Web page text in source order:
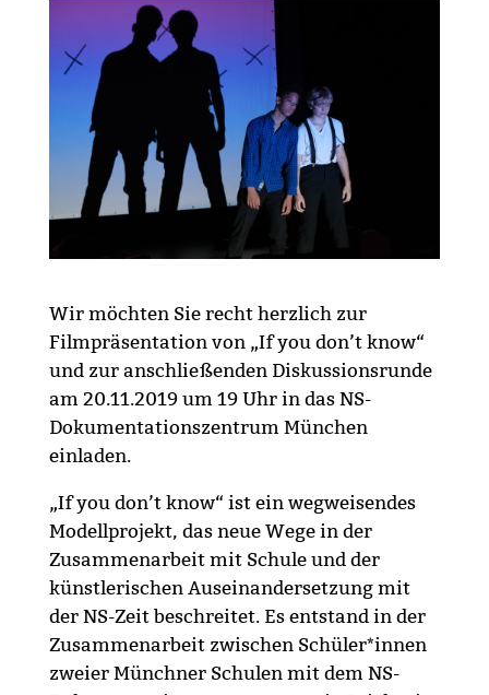
Wir möchten Sie recht herzlich zur
Filmpräsentation von „If you don’t know“
und zur anschließenden Diskussionsrunde
am 20.11.2019 um 19 Uhr in das NS-
Dokumentationszentrum München
einladen.
„If you don’t know“ ist ein wegweisendes
Modellprojekt, das neue Wege in der
Zusammenarbeit mit Schule und der
künstlerischen Auseinandersetzung mit
der NS-Zeit beschreitet. Es entstand in der
Zusammenarbeit zwischen Schüler*innen
zweier Münchner Schulen mit dem NS-